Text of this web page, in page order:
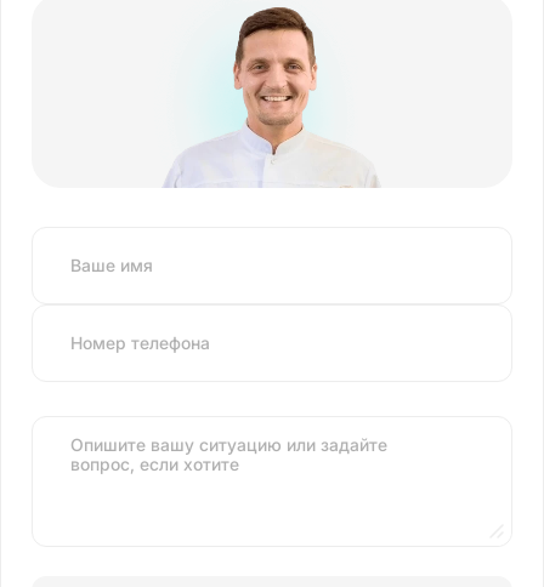
Ваше имя
Номер телефона
Опишите вашу ситуацию или задайте
вопрос, если хотите